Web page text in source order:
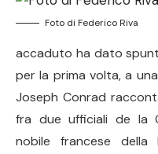
Foto di Federico Riva
accaduto ha dato
per la prima volta, a
Joseph Conrad
fra due ufficiali de la
nobile francese della